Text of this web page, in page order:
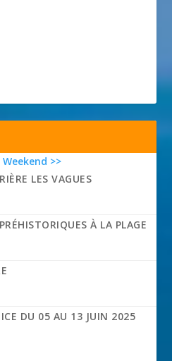
>>
LES VAGUES
À LA PLAGE
DU 05 AU 13 JUIN 2025